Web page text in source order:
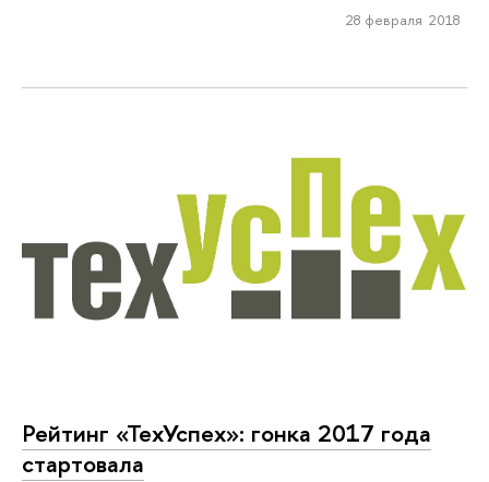
28 февраля 2018
Рейтинг «ТехУспех»: гонка 2017 года
стартовала